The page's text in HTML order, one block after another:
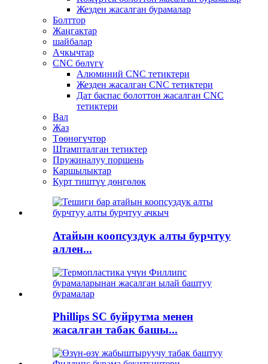
Жезден жасалган бурамалар
Болттор
Жаңгактар
шайбалар
Ачкычтар
CNC бөлүгү
Алюминий CNC тетиктери
Жезден жасалган CNC тетиктери
Дат баспас болоттон жасалган CNC
тетиктери
Вал
Жаз
Төөнөгүчтөр
Штампталган тетиктер
Пружиналуу поршень
Каршылыктар
Курт тиштүү дөңгөлөк
Атайын коопсуздук алты бурчтуу
аллен...
Phillips SC буйрутма менен
жасалган табак башы...